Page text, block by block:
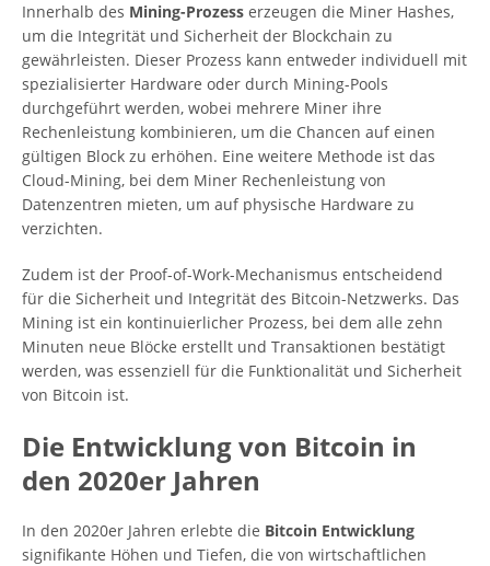
Innerhalb des Mining-Prozess erzeugen die Miner Hashes,
um die Integrität und Sicherheit der Blockchain zu
gewährleisten. Dieser Prozess kann entweder individuell mit
spezialisierter Hardware oder durch Mining-Pools
durchgeführt werden, wobei mehrere Miner ihre
Rechenleistung kombinieren, um die Chancen auf einen
gültigen Block zu erhöhen. Eine weitere Methode ist das
Cloud-Mining, bei dem Miner Rechenleistung von
Datenzentren mieten, um auf physische Hardware zu
verzichten.
Zudem ist der Proof-of-Work-Mechanismus entscheidend
für die Sicherheit und Integrität des Bitcoin-Netzwerks. Das
Mining ist ein kontinuierlicher Prozess, bei dem alle zehn
Minuten neue Blöcke erstellt und Transaktionen bestätigt
werden, was essenziell für die Funktionalität und Sicherheit
von Bitcoin ist.
Die Entwicklung von Bitcoin in
den 2020er Jahren
In den 2020er Jahren erlebte die Bitcoin Entwicklung
signifikante Höhen und Tiefen, die von wirtschaftlichen